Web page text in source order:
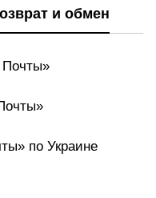
и обмен
Почты»
по Украине